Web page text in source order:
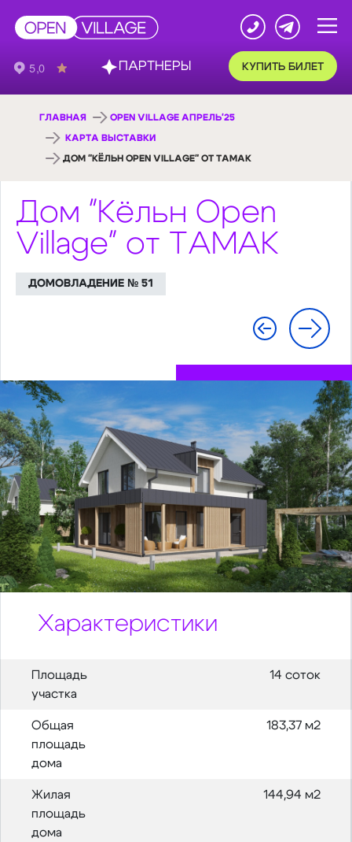
КУПИТЬ БИЛЕТ
ГЛАВНАЯ OPEN VILLAGE АПРЕЛЬ'25
КАРТА ВЫСТАВКИ
ДОМ "КЁЛЬН OPEN VILLAGE" ОТ ТАМАК
Дом "Кёльн Open
Village" от ТАМАК
ДОМОВЛАДЕНИЕ № 51
Характеристики
Площадь
участка
14 соток
Общая
площадь
дома
183,37 м2
Жилая
площадь
дома
144,94 м2